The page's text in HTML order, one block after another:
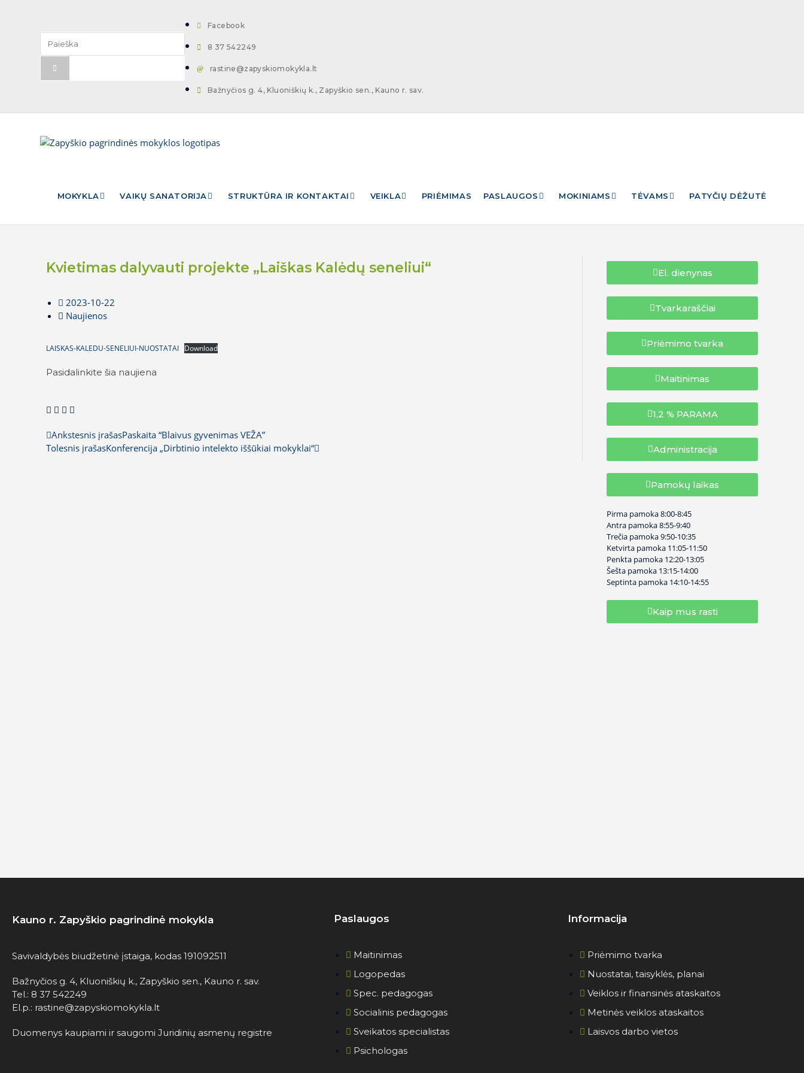
Facebook
8 37 542249
rastine@zapyskiomokykla.lt
Bažnyčios g. 4, Kluoniškių k., Zapyškio sen., Kauno r. sav.
MOKYKLA VAIKŲ SANATORIJA STRUKTŪRA IR KONTAKTAI VEIKLA PRIĖMIMAS PASLAUGOS MOKINIAMS TĖVAMS PATYČIŲ DĖŽUTĖ
Kvietimas dalyvauti projekte „Laiškas Kalėdų seneliui“
2023-10-22
Naujienos
LAISKAS-KALEDU-SENELIUI-NUOSTATAI Download
Pasidalinkite šia naujiena
Ankstesnis įrašasPaskaita “Blaivus gyvenimas VEŽA”
Tolesnis įrašasKonferencija „Dirbtinio intelekto iššūkiai mokyklai“
El. dienynas
Tvarkaraščiai
Priėmimo tvarka
Maitinimas
1,2 % PARAMA
Administracija
Pamokų laikas
Pirma pamoka8:00-8:45
Antra pamoka8:55-9:40
Trečia pamoka9:50-10:35
Ketvirta pamoka 11:05-11:50
Penkta pamoka 12:20-13:05
Šešta pamoka 13:15-14:00
Septinta pamoka 14:10-14:55
Kaip mus rasti
Kauno r. Zapyškio pagrindinė mokykla
Savivaldybės biudžetinė įstaiga, kodas 191092511
Bažnyčios g. 4, Kluoniškių k., Zapyškio sen., Kauno r. sav.
Tel.: 8 37 542249
El.p.: rastine@zapyskiomokykla.lt
Duomenys kaupiami ir saugomi Juridinių asmenų registre
Paslaugos
Maitinimas
Logopedas
Spec. pedagogas
Socialinis pedagogas
Sveikatos specialistas
Psichologas
Informacija
Priėmimo tvarka
Nuostatai, taisyklės, planai
Veiklos ir finansinės ataskaitos
Metinės veiklos ataskaitos
Laisvos darbo vietos